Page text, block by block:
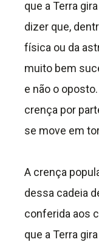
que a Terra
dizer que,
física ou da
muito bem
e não o
crença por
se move em
A crença
dessa cadeia
conferida aos
que a Terra